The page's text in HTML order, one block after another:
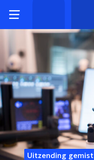
Uitzending gemist